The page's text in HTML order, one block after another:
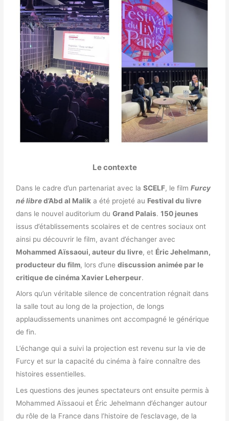
Le contexte
Dans le cadre d’un partenariat avec laSCELF, le filmFurcy
né libred’Abd al Malik a été projeté au Festival du livre
dans le nouvel auditorium duGrand Palais.150 jeunes
issus d’établissements scolaires et de centres sociaux ont
ainsi pu découvrir le film, avant d’échanger avec
Mohammed Aïssaoui, auteur du livre, et Éric Jehelmann,
producteur du film, lors d’unediscussion animée par le
critique de cinéma Xavier Leherpeur.
Alors qu’un véritable silence de concentration régnait dans
la salle tout au long de la projection, de longs
applaudissements unanimes ont accompagné le générique
de fin.
L’échange qui a suivi la projectionest revenu sur la vie de
Furcy et sur la capacité du cinéma à faire connaître des
histoires essentielles.
Les questions des jeunes spectateurs ont ensuite permis à
Mohammed Aïssaoui et Éric Jehelmann d’échanger autour
du rôle de la France dans l’histoire de l’esclavage, de la